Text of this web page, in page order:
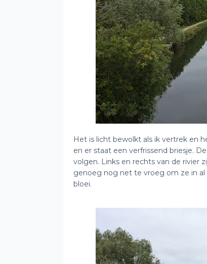
Het is licht bewolkt als ik vertrek en
en er staat een verfrissend briesje.
volgen. Links en rechts van de rivier
genoeg nog net te vroeg om ze in al
bloei.